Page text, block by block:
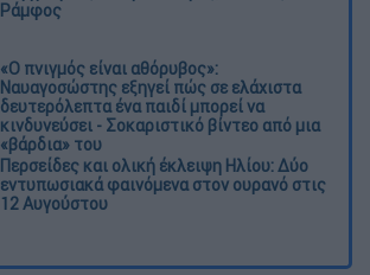
Ράμφος
«Ο πνιγμός είναι αθόρυβος»:
Ναυαγοσώστης εξηγεί πώς σε ελάχιστα
δευτερόλεπτα ένα παιδί μπορεί να
κινδυνεύσει - Σοκαριστικό βίντεο από μια
«βάρδια» του
Περσείδες και ολική έκλειψη Ηλίου: Δύο
εντυπωσιακά φαινόμενα στον ουρανό στις
12 Αυγούστου